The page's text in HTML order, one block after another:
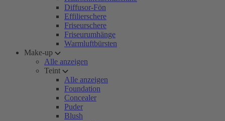
Diffusor-Fön
Effilierschere
Friseurschere
Friseurumhänge
Warmluftbürsten
Make-up
Alle anzeigen
Teint
Alle anzeigen
Foundation
Concealer
Puder
Blush